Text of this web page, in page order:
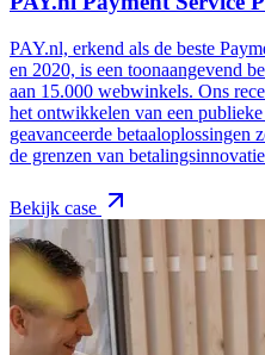
PAY.nl, erkend als de beste
en 2020, is een toonaangevend
aan 15.000 webwinkels. Ons
het ontwikkelen van een
geavanceerde betaaloplossingen
de grenzen van
Bekijk case